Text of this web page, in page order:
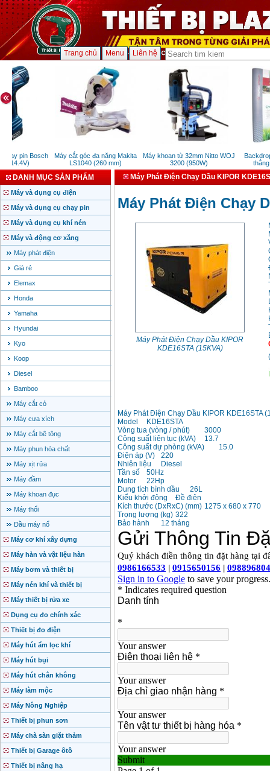
Trang chủ Menu Liên hệ
pin Bosch
(14.4V)
Máy cắt góc đa năng Makita
LS1040 (260 mm)
Máy khoan từ 32mm Nitto WOJ
3200 (950W)
thẳng
DANH MỤC SẢN PHẨM
Máy và dụng cụ điện
Máy và dụng cụ chạy pin
Máy và dụng cụ khí nén
Máy và động cơ xăng
Máy phát điện
Giá rẻ
Elemax
Honda
Yamaha
Hyundai
Kyo
Koop
Diesel
Bamboo
Máy cắt cỏ
Máy cưa xích
Máy cắt bê tông
Máy phun hóa chất
Máy xịt rửa
Máy đầm
Máy khoan đục
Máy thổi
Đầu máy nổ
Máy cơ khí xây dựng
Máy hàn và vật liệu hàn
Máy bơm và thiết bị
Máy nén khí và thiết bị
Máy thiết bị rửa xe
Dụng cụ đo chính xác
Thiết bị đo điện
Máy hút ẩm lọc khí
Máy hút bụi
Máy hút chân không
Máy làm mộc
Máy Nông Nghiệp
Thiết bị phun sơn
Máy chà sàn giặt thảm
Thiết bị Garage ôtô
Thiết bị nâng hạ
Máy Phát Điện Chạy Dầu KIPOR
Máy Phát Điện Chạy
Máy Phát Điện Chạy Dầu KIPOR
KDE16STA (15KVA)
(
Máy Phát Điện Chạy Dầu KIPOR KDE16STA
Model
KDE16STA
Vòng tua (vòng / phút)
3000
Công suất liên tục (kVA)
13.7
Công suất dự phòng (kVA)
15.0
Điện áp (V)
220
Nhiên liệu
Diesel
Tần số
50Hz
Motor
22Hp
Dung tích bình dầu
26L
Kiểu khởi động
Đề điện
Kích thước (DxRxC) (mm) 1275 x 680 x 770
Trọng lượng (kg) 322
Bảo hành
12 tháng